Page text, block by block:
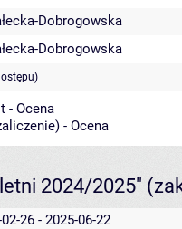
Dobrogowska
Dobrogowska
- Ocena
- Ocena
2024/2025"
26 - 2025-06-22